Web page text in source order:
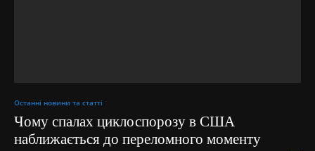
Останні новини та статті
Чому спалах циклоспорозу в США
наближається до переломного моменту